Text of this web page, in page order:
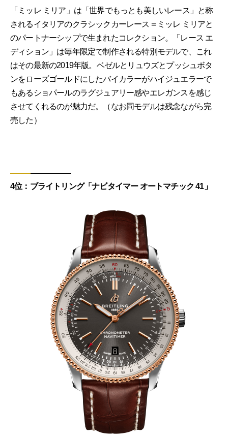
「ミッレ ミリア」は「世界でもっとも美しいレース」と称
されるイタリアのクラシックカーレース＝ミッレ ミリアと
のパートナーシップで生まれたコレクション。「レース エ
ディション」は毎年限定で制作される特別モデルで、これ
はその最新の2019年版。ベゼルとリュウズとプッシュボタ
ンをローズゴールドにしたバイカラーがハイジュエラーで
もあるショパールのラグジュアリー感やエレガンスを感じ
させてくれるのが魅力だ。（なお同モデルは残念ながら完
売した）
4位：ブライトリング「ナビタイマー オートマチック 41」